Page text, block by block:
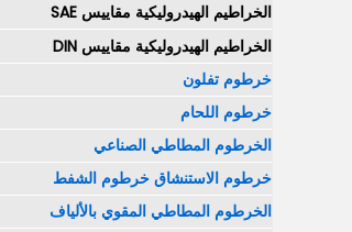
الخراطيم الهيدروليكية مقاييس SAE
الخراطيم الهيدروليكية مقاييس DIN
خرطوم تفلون
خرطوم اللحام
الخرطوم المطاطي الصناعي
خرطوم الاستنشاق خرطوم الشفط
الخرطوم المطاطي المقوي بالألياف